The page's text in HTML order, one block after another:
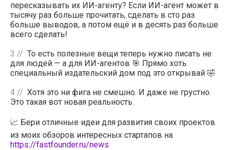
пересказывать их ИИ-агенту? Если ИИ-агент может в
тысячу раз больше прочитать, сделать в сто раз
больше выводов, а потом ещё и в десять раз больше
всего сделать!
3
То есть полезные вещи теперь нужно писать не
для людей — а для ИИ-агентов 🎯 Прямо хоть
специальный издательский дом под это открывай 🤣
4
Хотя это ни фига не смешно. И даже не грустно.
Это такая вот новая реальность.
📈 Бери отличные идеи для развития своих проектов
из моих обзоров интересных стартапов на
https://fastfounder.ru/news